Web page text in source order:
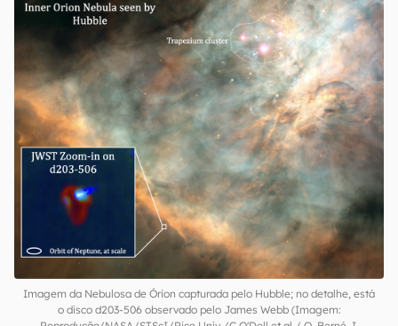
Imagem da Nebulosa de Órion capturada pelo Hubble; no detalhe, está
o disco d203-506 observado pelo James Webb (Imagem: